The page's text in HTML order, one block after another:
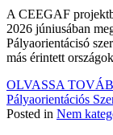
A CEEGAF
2026 júniusában
Pályaorientácisó
más érintett
OLVASSA
Pályaorientációs
Posted in Nem